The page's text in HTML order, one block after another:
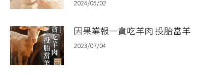
2024/05/02
因果業報—貪吃羊肉 投胎當羊
2023/07/04